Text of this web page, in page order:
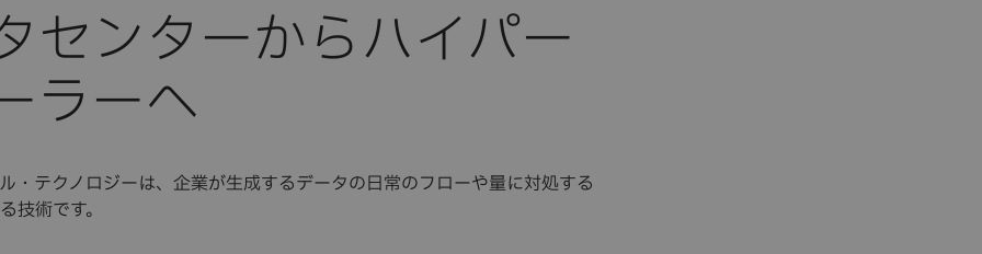
センターからハイパー
ラーへ
・テクノロジーは、企業が生成するデータの日常のフローや量に対処する
技術です。